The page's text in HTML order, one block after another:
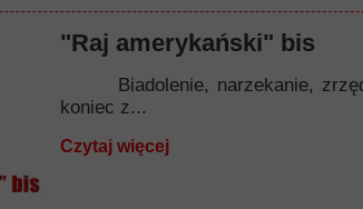
"Raj amerykański" bis
Biadolenie, narzekanie,
koniec z...
Czytaj więcej